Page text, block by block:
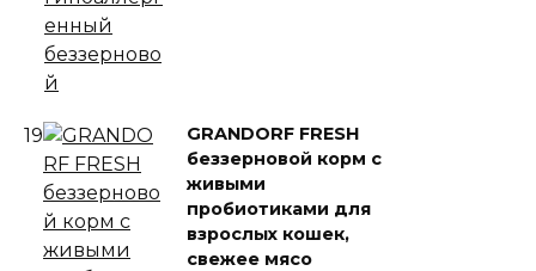
19
GRANDORF FRESH
беззерновой корм с
живыми
пробиотиками для
взрослых кошек,
свежее мясо